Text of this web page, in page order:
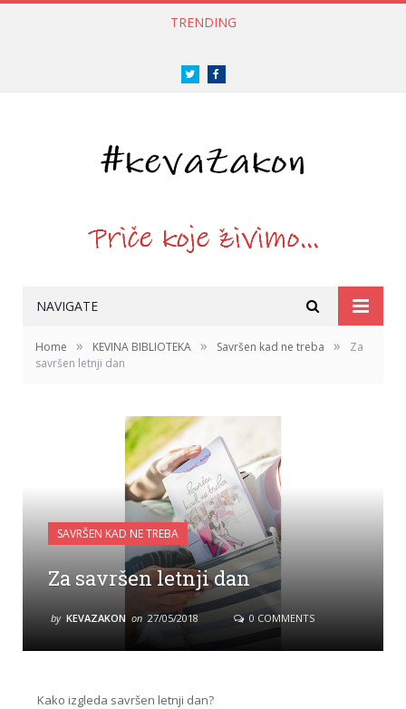
TRENDING
Twitter
NAVIGATE
Home » KEVINA BIBLIOTEKA » Savršen kad ne treba »
Za
savršen letnji dan
SAVRŠEN KAD NE TREBA
Za savršen letnji dan
by KEVAZAKON on 27/05/2018 0 COMMENTS
Kako izgleda savršen letnji dan?